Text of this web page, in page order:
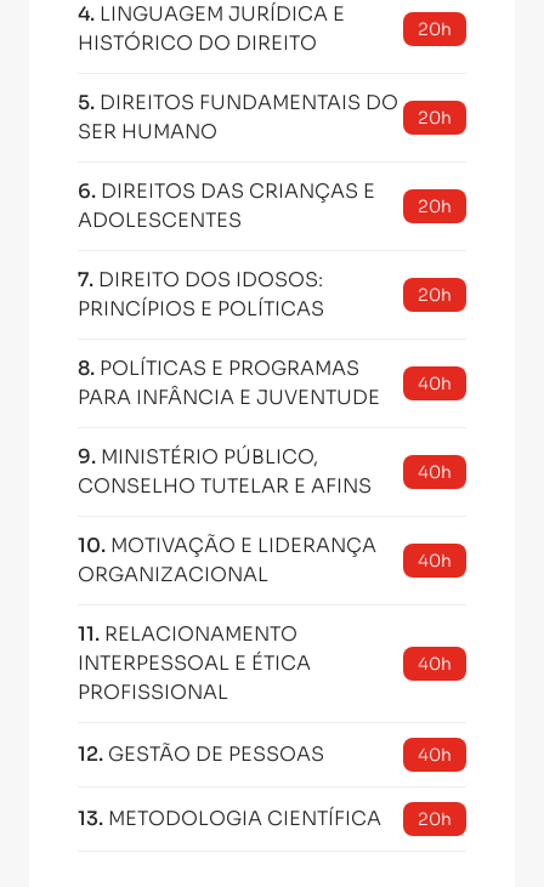
4. LINGUAGEM JURÍDICA E
HISTÓRICO DO DIREITO
20h
5. DIREITOS FUNDAMENTAIS DO
SER HUMANO
20h
6. DIREITOS DAS CRIANÇAS E
ADOLESCENTES
20h
7. DIREITO DOS IDOSOS:
PRINCÍPIOS E POLÍTICAS
20h
8. POLÍTICAS E PROGRAMAS
PARA INFÂNCIA E JUVENTUDE
40h
9. MINISTÉRIO PÚBLICO,
CONSELHO TUTELAR E AFINS
40h
10. MOTIVAÇÃO E LIDERANÇA
ORGANIZACIONAL
40h
11. RELACIONAMENTO
INTERPESSOAL E ÉTICA
PROFISSIONAL
40h
12. GESTÃO DE PESSOAS 40h
13. METODOLOGIA CIENTÍFICA 20h